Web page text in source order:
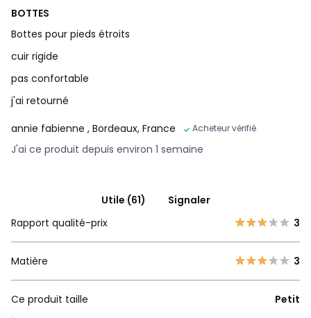
BOTTES
Bottes pour pieds étroits
cuir rigide
pas confortable
j'ai retourné
annie fabienne , Bordeaux, France Acheteur vérifié
J'ai ce produit depuis environ 1 semaine
Utile (61)
Signaler
Rapport qualité-prix
3
Matière 3
Ce produit taille Petit